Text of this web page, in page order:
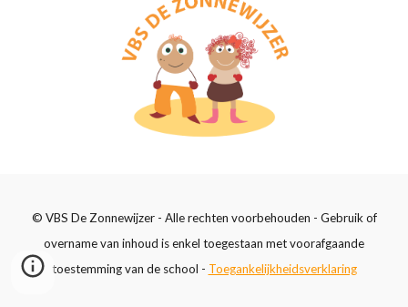
© VBS De Zonnewijzer - Alle rechten voorbehouden - Gebruik of
overname van inhoud is enkel toegestaan met voorafgaande
toestemming van de school - Toegankelijkheidsverklaring